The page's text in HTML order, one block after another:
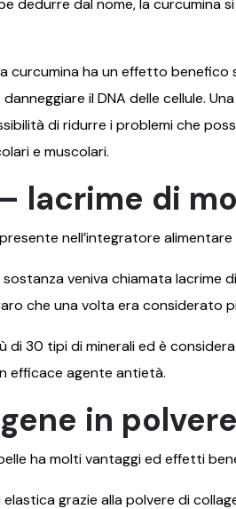
dedurre dal nome, la curcumina
curcumina ha un effetto benefico
il DNA delle cellule.
di ridurre i problemi che
e muscolari.
lacrime di
nell’integratore
veniva chiamata lacrime
che una volta era considerato
di 30 tipi di minerali ed è
efficace agente antietà.
in
ha molti vantaggi ed effetti
elastica grazie alla polvere di